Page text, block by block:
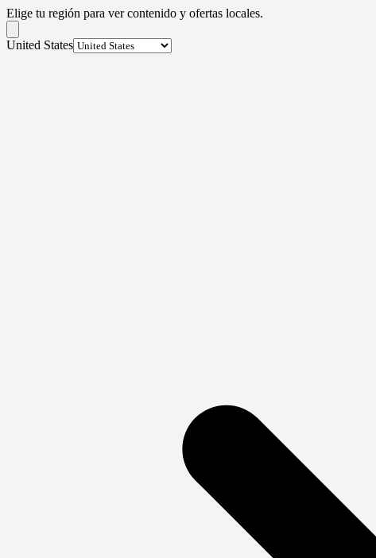
Elige tu región para ver contenido y ofertas locales.
United States